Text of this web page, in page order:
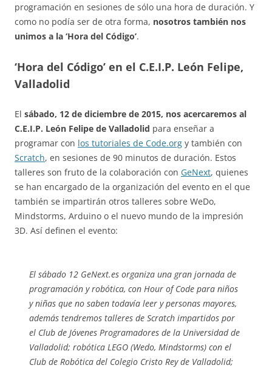
programación en sesiones de sólo una hora de duración. Y
como no podía ser de otra forma, nosotros también nos
unimos a la ‘Hora del Código’.
‘Hora del Código’ en el C.E.I.P. León Felipe,
Valladolid
El sábado, 12 de diciembre de 2015, nos acercaremos al
C.E.I.P. León Felipe de Valladolid para enseñar a
programar con los tutoriales de Code.org y también con
Scratch, en sesiones de 90 minutos de duración. Estos
talleres son fruto de la colaboración con GeNext, quienes
se han encargado de la organización del evento en el que
también se impartirán otros talleres sobre WeDo,
Mindstorms, Arduino o el nuevo mundo de la impresión
3D. Así definen el evento:
El sábado 12 GeNext.es organiza una gran jornada de
programación y robótica, con Hour of Code para niños
y niñas que no saben todavía leer y personas mayores,
además tendremos talleres de Scratch impartidos por
el Club de Jóvenes Programadores de la Universidad de
Valladolid; robótica LEGO (Wedo, Mindstorms) con el
Club de Robótica del Colegio Cristo Rey de Valladolid;